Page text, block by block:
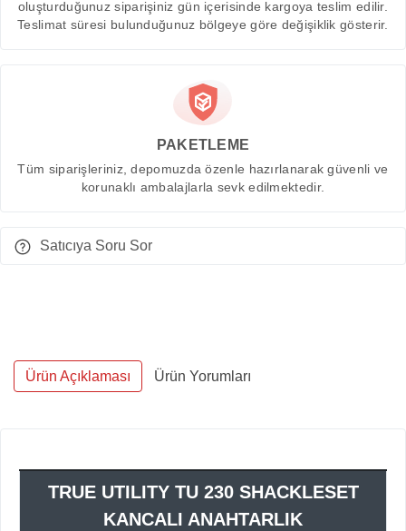
oluşturduğunuz siparişiniz gün içerisinde kargoya teslim edilir.
Teslimat süresi bulunduğunuz bölgeye göre değişiklik gösterir.
PAKETLEME
Tüm siparişleriniz, depomuzda özenle hazırlanarak güvenli ve
korunaklı ambalajlarla sevk edilmektedir.
Satıcıya Soru Sor
Ürün Açıklaması Ürün Yorumları
TRUE UTILITY TU 230 SHACKLESET
KANCALI ANAHTARLIK